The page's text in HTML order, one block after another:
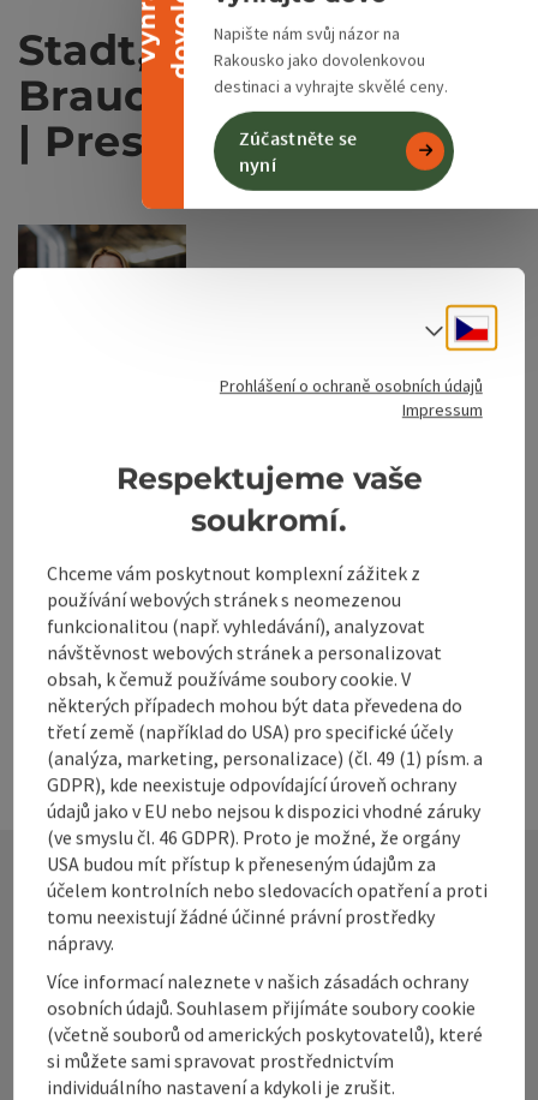
Napište nám svůj názor na
Rakousko jako dovolenkovou
destinaci a vyhrajte skvělé ceny.
Zúčastněte se
nyní
Stadt, Kultur &
Brauchtum | Kulinarik
| Presse & PR
Alpenland Tourismus GmbH
Stadtplatz 27
4400 Steyr
Telefon
+43 50 360 360 360 56
E-Mail
sigrid.hackl@360alpenland.com
Kontakt
Alpenland Tourismus GmbH
Bahnhofstraße 2
Cesky
Volba
Prohlášení o ochraně osobních údajů
Impressum
Respektujeme vaše
soukromí.
Chceme vám poskytnout komplexní zážitek z
používání webových stránek s neomezenou
funkcionalitou (např. vyhledávání), analyzovat
návštěvnost webových stránek a personalizovat
obsah, k čemuž používáme soubory cookie. V
některých případech mohou být data převedena do
třetí země (například do USA) pro specifické účely
(analýza, marketing, personalizace) (čl. 49 (1) písm. a
GDPR), kde neexistuje odpovídající úroveň ochrany
údajů jako v EU nebo nejsou k dispozici vhodné záruky
(ve smyslu čl. 46 GDPR). Proto je možné, že orgány
USA budou mít přístup k přeneseným údajům za
účelem kontrolních nebo sledovacích opatření a proti
tomu neexistují žádné účinné právní prostředky
nápravy.
Více informací naleznete v našich zásadách ochrany
osobních údajů. Souhlasem přijímáte soubory cookie
(včetně souborů od amerických poskytovatelů), které
si můžete sami spravovat prostřednictvím
individuálního nastavení a kdykoli je zrušit.